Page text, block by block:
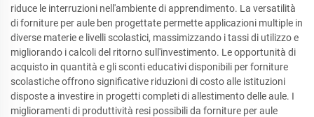
riduce le interruzioni nell'ambiente di apprendimento. La versatilità
di forniture per aule ben progettate permette applicazioni multiple in
diverse materie e livelli scolastici, massimizzando i tassi di utilizzo e
migliorando i calcoli del ritorno sull'investimento. Le opportunità di
acquisto in quantità e gli sconti educativi disponibili per forniture
scolastiche offrono significative riduzioni di costo alle istituzioni
disposte a investire in progetti completi di allestimento delle aule. I
miglioramenti di produttività resi possibili da forniture per aule